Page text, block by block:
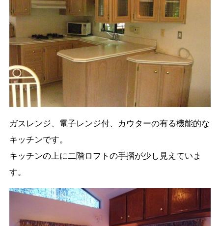
ガスレンジ、電子レンジ付、カウターの有る機能的な
キッチンです。
キッチンの上に二階ロフトの手摺が少し見えていま
す。